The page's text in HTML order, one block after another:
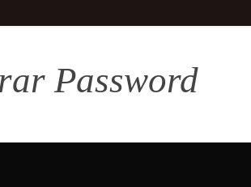
Password